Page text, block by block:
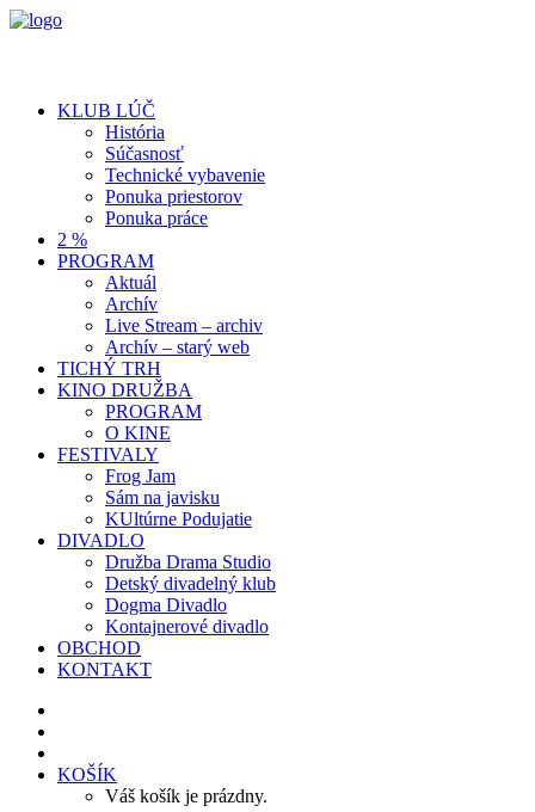
KLUB LÚČ
História
Súčasnosť
Technické vybavenie
Ponuka priestorov
Ponuka práce
2 %
PROGRAM
Aktuál
Archív
Live Stream – archiv
Archív – starý web
TICHÝ TRH
KINO DRUŽBA
PROGRAM
O KINE
FESTIVALY
Frog Jam
Sám na javisku
KUltúrne Podujatie
DIVADLO
Družba Drama Studio
Detský divadelný klub
Dogma Divadlo
Kontajnerové divadlo
OBCHOD
KONTAKT
KOŠÍK
Váš košík je prázdny.